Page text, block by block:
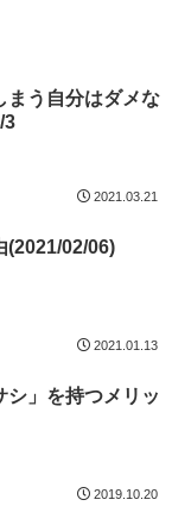
まう自分はダメな
3
2021.03.21
(2021/02/06)
2021.01.13
シ」を持つメリッ
2019.10.20